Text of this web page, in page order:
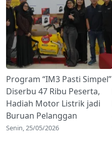
Program “IM3 Pasti Simpel”
Diserbu 47 Ribu Peserta,
Hadiah Motor Listrik jadi
Buruan Pelanggan
Senin, 25/05/2026